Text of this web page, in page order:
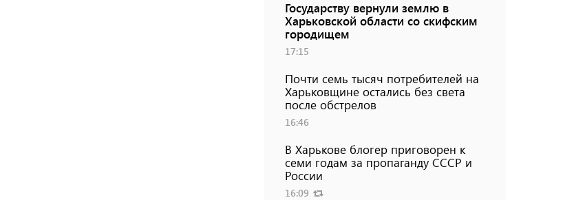
Государству вернули землю в
Харьковской области со скифским
городищем
17:15
Почти семь тысяч потребителей на
Харьковщине остались без света
после обстрелов
16:46
В Харькове блогер приговорен к
семи годам за пропаганду СССР и
России
16:09